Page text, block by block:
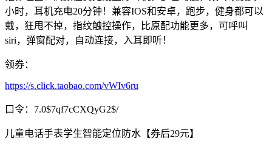
小时，耳机充电20分钟！兼容IOS和安卓，跑步，健身都可以
戴，狂甩不掉，指纹触控操作，比原配功能更多，可呼叫
siri，弹窗配对，自动连接，入耳即听！
领券：
https://s.click.taobao.com/vWIv6ru
口令：7.0$7qf7cCXQyG2$/
儿童电话手表学生智能定位防水【券后29元】